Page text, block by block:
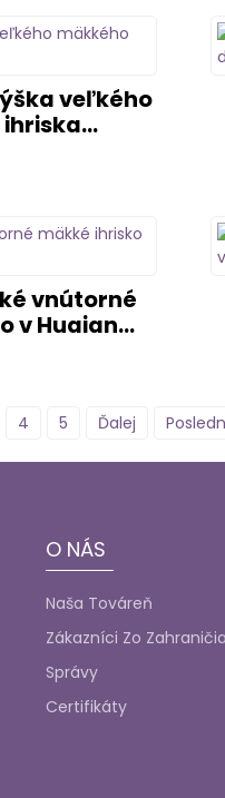
veľkého
vnútorné
v Huaian...
4 5 Ďalej
O NÁS
Naša Továreň
Zákazníci Zo Zahraničia
Správy
Certifikáty